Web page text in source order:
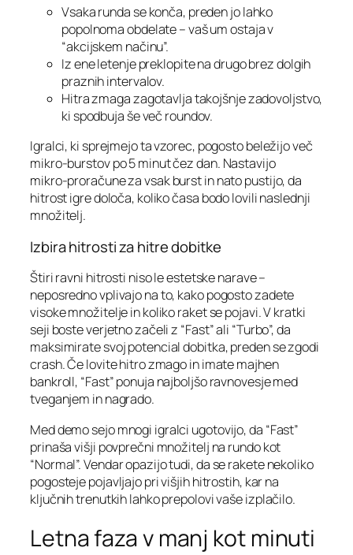
Vsaka runda se konča, preden jo lahko
popolnoma obdelate – vaš um ostaja v
“akcijskem načinu”.
Iz ene letenje preklopite na drugo brez dolgih
praznih intervalov.
Hitra zmaga zagotavlja takojšnje zadovoljstvo,
ki spodbuja še več roundov.
Igralci, ki sprejmejo ta vzorec, pogosto beležijo več
mikro‑burstov po 5 minut čez dan. Nastavijo
mikro‑proračune za vsak burst in nato pustijo, da
hitrost igre določa, koliko časa bodo lovili naslednji
množitelj.
Izbira hitrosti za hitre dobitke
Štiri ravni hitrosti niso le estetske narave –
neposredno vplivajo na to, kako pogosto zadete
visoke množitelje in koliko raket se pojavi. V kratki
seji boste verjetno začeli z “Fast” ali “Turbo”, da
maksimirate svoj potencial dobitka, preden se zgodi
crash. Če lovite hitro zmago in imate majhen
bankroll, “Fast” ponuja najboljšo ravnovesje med
tveganjem in nagrado.
Med demo sejo mnogi igralci ugotovijo, da “Fast”
prinaša višji povprečni množitelj na rundo kot
“Normal”. Vendar opazijo tudi, da se rakete nekoliko
pogosteje pojavljajo pri višjih hitrostih, kar na
ključnih trenutkih lahko prepolovi vaše izplačilo.
Letna faza v manj kot minuti